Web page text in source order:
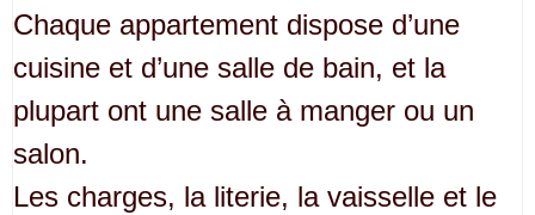
Chaque appartement dispose d’une
cuisine et d’une salle de bain, et la
plupart ont une salle à manger ou un
salon.
Les charges, la literie, la vaisselle et le